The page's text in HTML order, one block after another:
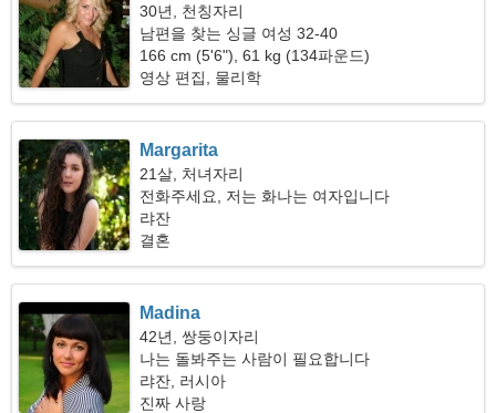
30년, 천칭자리
남편을 찾는 싱글 여성 32-40
166 cm (5'6"), 61 kg (134파운드)
영상 편집, 물리학
Margarita
21살, 처녀자리
전화주세요, 저는 화나는 여자입니다
랴잔
결혼
Madina
42년, 쌍둥이자리
나는 돌봐주는 사람이 필요합니다
랴잔, 러시아
진짜 사랑